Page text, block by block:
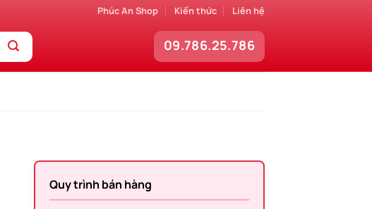
Phúc An Shop Kiến thức Liên hệ
09.786.25.786
Quy trình bán hàng